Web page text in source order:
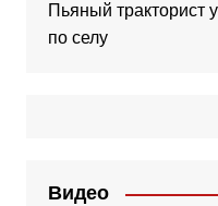
Пьяный тракторист
по селу
Видео